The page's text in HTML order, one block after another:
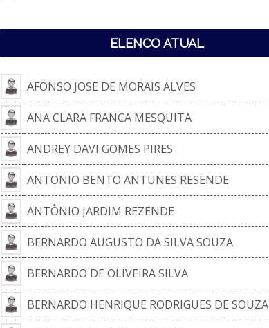
ELENCO ATUAL
AFONSO JOSE DE MORAIS ALVES
ANA CLARA FRANCA MESQUITA
ANDREY DAVI GOMES PIRES
ANTONIO BENTO ANTUNES RESENDE
ANTÔNIO JARDIM REZENDE
BERNARDO AUGUSTO DA SILVA SOUZA
BERNARDO DE OLIVEIRA SILVA
BERNARDO HENRIQUE RODRIGUES DE SOUZA